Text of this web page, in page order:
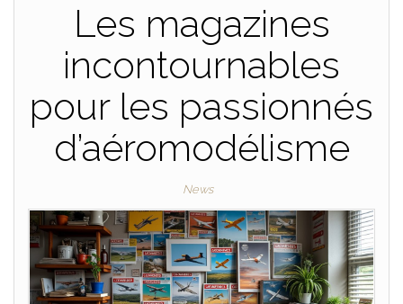
Les magazines
incontournables
pour les passionnés
d’aéromodélisme
News